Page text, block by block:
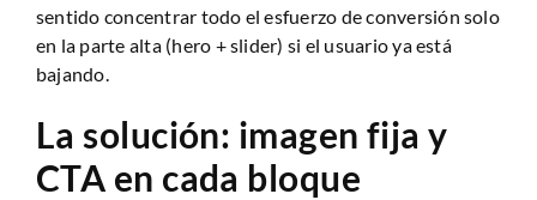
sentido concentrar todo el esfuerzo de conversión solo
en la parte alta (hero + slider) si el usuario ya está
bajando.
La solución: imagen fija y
CTA en cada bloque